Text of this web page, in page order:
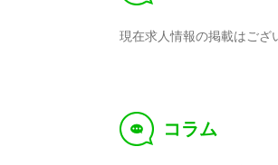
現在求人情報の掲載はござ
f コラム